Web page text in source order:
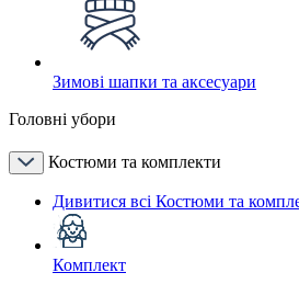
Зимові шапки та аксесуари
Головні убори
Костюми та комплекти
Дивитися всі Костюми та
Комплект